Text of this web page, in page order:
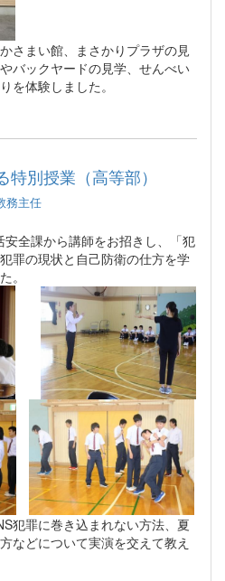
さまい館、まさかりプラザの見
バックヤードの見学、せんべい
を体験しました。
別授業（高等部）
務主任
全課から講師をお招きし、「犯
罪の現状と自己防衛の仕方を学
。
犯罪に巻き込まれない方法、夏
などについて実演を交えて教え